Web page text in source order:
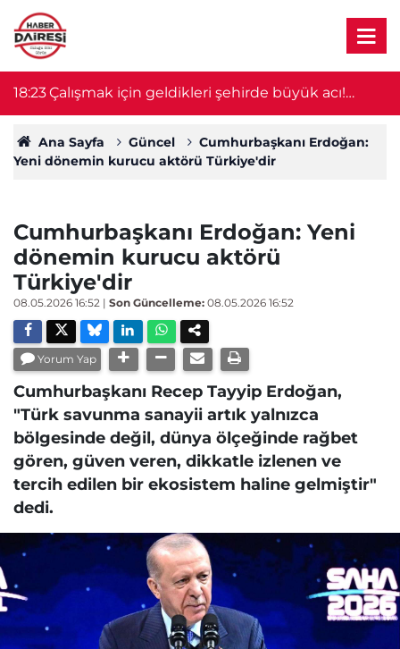
18:23Çalışmak için geldikleri şehirde büyük acı!
Ağabey öldü, 14 yaşındaki kardeşin durumu
ağır
Ana Sayfa Güncel
Cumhurbaşkanı Erdoğan:
Yeni dönemin kurucu aktörü Türkiye'dir
Cumhurbaşkanı Erdoğan: Yeni
dönemin kurucu aktörü
Türkiye'dir
08.05.2026 16:52 | Son Güncelleme: 08.05.2026 16:52
Yorum Yap
Cumhurbaşkanı Recep Tayyip Erdoğan,
"Türk savunma sanayii artık yalnızca
bölgesinde değil, dünya ölçeğinde rağbet
gören, güven veren, dikkatle izlenen ve
tercih edilen bir ekosistem haline gelmiştir"
dedi.